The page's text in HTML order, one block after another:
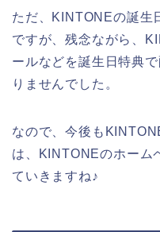
ただ、KINTONEの誕生
ですが、残念ながら、
ールなどを誕生日特典
りませんでした。
なので、今後も
は、KINTONEのホーム
ていきますね♪